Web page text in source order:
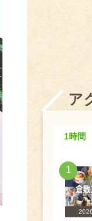
ア
1時間
1